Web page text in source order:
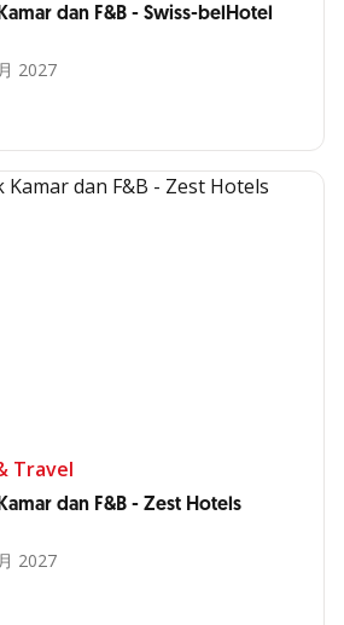
dan F&B - Swiss-belHotel
2027
Travel
dan F&B - Zest Hotels
2027